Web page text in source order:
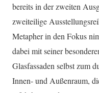
bereits in der zweiten
zweiteilige
Metapher in den Fokus
dabei mit seiner
Glasfassaden selbst zum
Innen- und Außenraum,